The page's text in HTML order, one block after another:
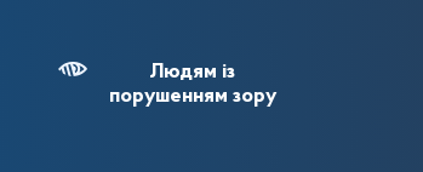
Людям із
порушенням зору